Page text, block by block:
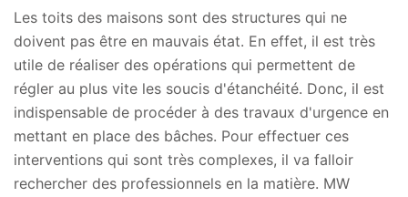
Les toits des maisons sont des structures qui ne
doivent pas être en mauvais état. En effet, il est très
utile de réaliser des opérations qui permettent de
régler au plus vite les soucis d'étanchéité. Donc, il est
indispensable de procéder à des travaux d'urgence en
mettant en place des bâches. Pour effectuer ces
interventions qui sont très complexes, il va falloir
rechercher des professionnels en la matière. MW